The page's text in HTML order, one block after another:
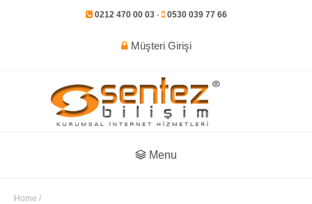
0212 470 00 03- 0530 039 77 66
Müşteri Girişi
Menu
Home /